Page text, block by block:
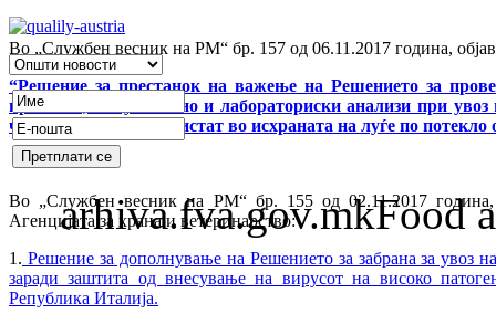
Во „Службен весник на РМ“ бр. 157 од 06.11.2017 година,
“Решение за престанок на важење на Решението за
пратката, вклучително и лабораториски анализи при
чии производи се користат во исхраната на луѓе по
Во „Службен весник на РМ“ бр. 155 од 02.11.2017
Агенцијата за храна и ветеринарство:
1. Решение за дополнување на Решението за забрана за
заради заштита од внесување на вирусот на високо
Република Италија.
arhiva.fva.gov.mkFood